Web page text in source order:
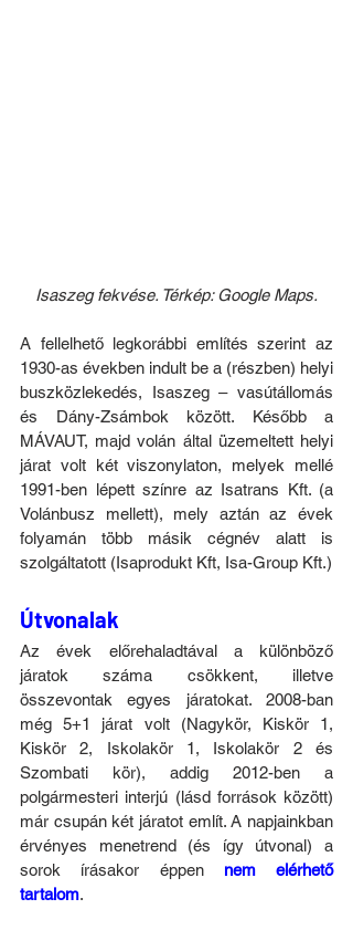
Isaszeg fekvése. Térkép: Google Maps.
A fellelhető legkorábbi említés szerint az
1930-as években indult be a (részben) helyi
buszközlekedés, Isaszeg – vasútállomás
és Dány-Zsámbok között. Később a
MÁVAUT, majd volán által üzemeltett helyi
járat volt két viszonylaton, melyek mellé
1991-ben lépett színre az Isatrans Kft. (a
Volánbusz mellett), mely aztán az évek
folyamán több másik cégnév alatt is
szolgáltatott (Isaprodukt Kft, Isa-Group Kft.)
Útvonalak
Az évek előrehaladtával a különböző
járatok száma csökkent, illetve
összevontak egyes járatokat. 2008-ban
még 5+1 járat volt (Nagykör, Kiskör 1,
Kiskör 2, Iskolakör 1, Iskolakör 2 és
Szombati kör), addig 2012-ben a
polgármesteri interjú (lásd források között)
már csupán két járatot említ. A napjainkban
érvényes menetrend (és így útvonal) a
sorok írásakor éppen nem elérhető
tartalom.